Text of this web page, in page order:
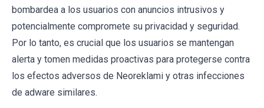
bombardea a los usuarios con anuncios intrusivos y
potencialmente compromete su privacidad y seguridad.
Por lo tanto, es crucial que los usuarios se mantengan
alerta y tomen medidas proactivas para protegerse contra
los efectos adversos de Neoreklami y otras infecciones
de adware similares.